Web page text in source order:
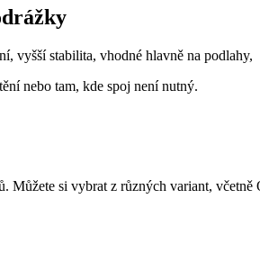
vyšší stabilita, vhodné hlavně na podlahy,
nebo tam, kde spoj není nutný.
Můžete si vybrat z různých variant, včetně